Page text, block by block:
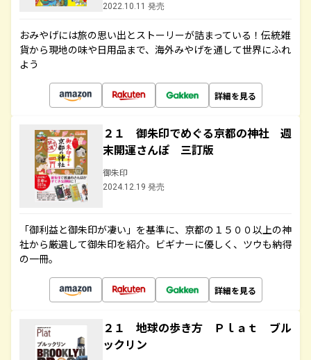
2022.10.11 発売
おみやげには旅の思い出とストーリーが詰まっている！伝統雑
貨から現地の味や日用品まで、海外みやげを通して世界にふれ
よう
詳細を見る
２１ 御朱印でめぐる京都の神社 週
末開運さんぽ 三訂版
御朱印
2024.12.19 発売
「御利益と御朱印が凄い」を基準に、京都の１５００以上の神
社から厳選して御朱印を紹介。ビギナーに優しく、ツウも納得
の一冊。
詳細を見る
２１ 地球の歩き方 Ｐｌａｔ ブル
ックリン